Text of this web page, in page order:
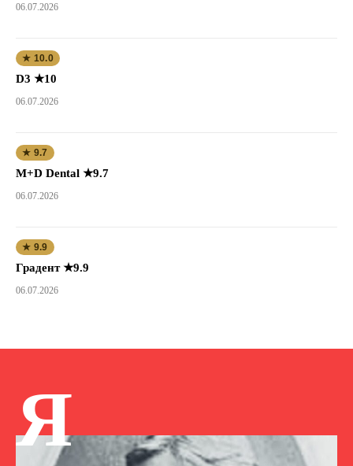
06.07.2026
★ 10.0
D3 ★10
06.07.2026
★ 9.7
M+D Dental ★9.7
06.07.2026
★ 9.9
Градент ★9.9
06.07.2026
Я